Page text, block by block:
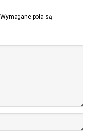
Wymagane pola są